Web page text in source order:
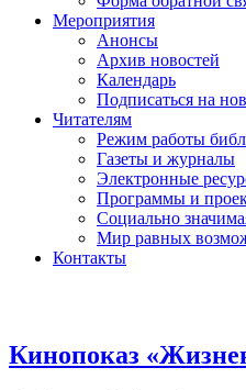
Мероприятия
Анонсы
Архив новостей
Календарь
Подписаться на
Читателям
Режим работы
Газеты и журналы
Электронные
Программы и
Социально
Мир равных
Контакты
Кинопоказ